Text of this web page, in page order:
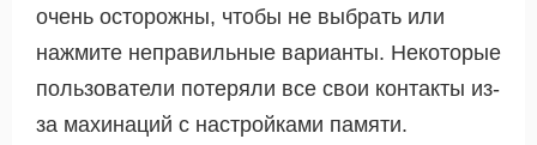
очень осторожны, чтобы не выбрать или
нажмите неправильные варианты. Некоторые
пользователи потеряли все свои контакты из-
за махинаций с настройками памяти.